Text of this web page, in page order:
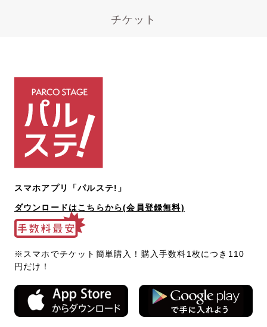
チケット
スマホアプリ「パルステ!」
ダウンロードはこちらから(会員登録無料)
※スマホでチケット簡単購入！購入手数料1枚につき110
円だけ！